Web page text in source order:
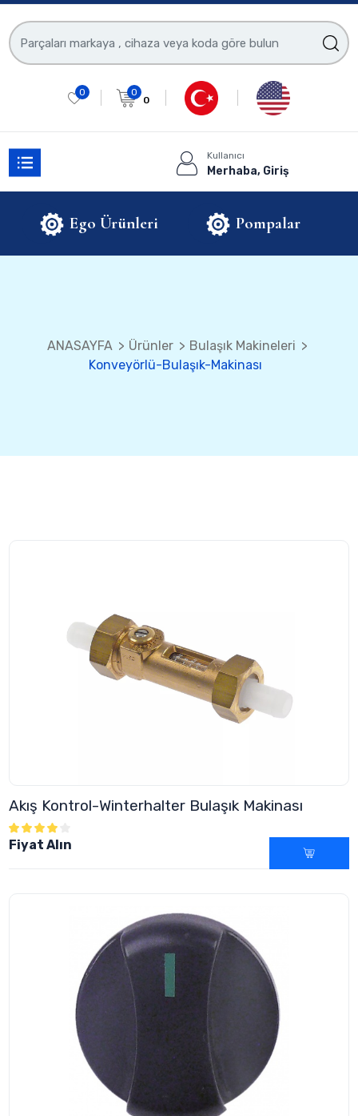
0 0
0
Kullanıcı
Merhaba, Giriş
Ego Ürünleri Pompalar
ANASAYFA Ürünler
Bulaşık Makineleri
Konveyörlü-Bulaşık-Makinası
Akış Kontrol-Winterhalter Bulaşık Makinası
Fiyat Alın